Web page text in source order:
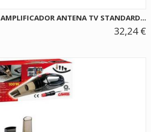
AMPLIFICADOR ANTENA TV STANDARD...
32,24 €